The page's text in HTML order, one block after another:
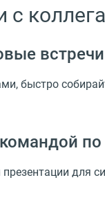
с
быстро
для